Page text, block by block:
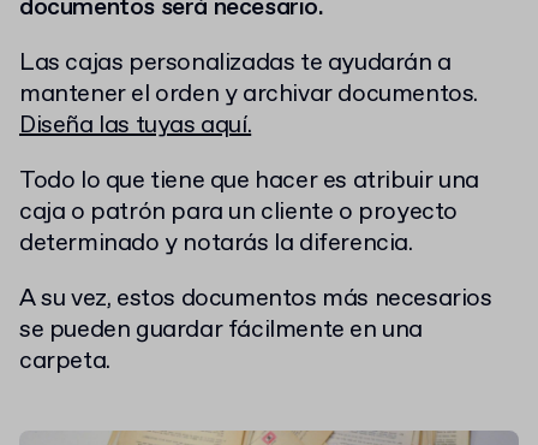
documentos será necesario.
Las cajas personalizadas te ayudarán a
mantener el orden y archivar documentos.
Diseña las tuyas aquí.
Todo lo que tiene que hacer es atribuir una
caja o patrón para un cliente o proyecto
determinado y notarás la diferencia.
A su vez, estos documentos más necesarios
se pueden guardar fácilmente en una
carpeta.